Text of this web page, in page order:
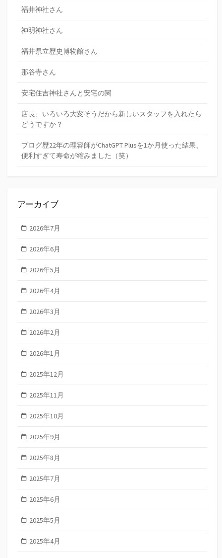
福井神社さん
神明神社さん
福井県立歴史博物館さん
那谷寺さん
安宅住吉神社さんと安宅の関
店長、いろいろ大変そうだから新しいスタッフを入れたら
どうですか？
ブログ歴22年の理容師がChatGPT Plusを1か月使った結果、
便利すぎて寿命が縮みました（笑）
アーカイブ
2026年7月
2026年6月
2026年5月
2026年4月
2026年3月
2026年2月
2026年1月
2025年12月
2025年11月
2025年10月
2025年9月
2025年8月
2025年7月
2025年6月
2025年5月
2025年4月